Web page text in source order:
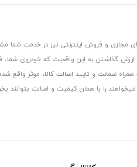
مجازی و فروش اینترنتی نیز در خدمت شما
ارزش گذاشتن به این واقعیت که خودروی
ضمانت و تایید اصالت کالا، موثر
را با همان کیفیت و اصالت بتوانند